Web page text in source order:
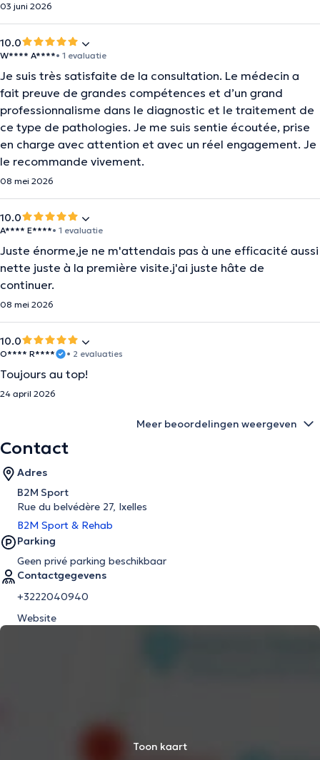
03 juni 2026
10.0
W**** A****• 1 evaluatie
Je suis très satisfaite de la consultation. Le médecin a
fait preuve de grandes compétences et d’un grand
professionnalisme dans le diagnostic et le traitement de
ce type de pathologies. Je me suis sentie écoutée, prise
en charge avec attention et avec un réel engagement. Je
le recommande vivement.
08 mei 2026
10.0
A**** E****• 1 evaluatie
Juste énorme,je ne m'attendais pas à une efficacité aussi
nette juste à la première visite.j'ai juste hâte de
continuer.
08 mei 2026
10.0
O**** R**** • 2 evaluaties
Toujours au top!
24 april 2026
Meer beoordelingen weergeven
Contact
Adres
B2M Sport
Rue du belvédère 27, Ixelles
B2M Sport & Rehab
Parking
Geen privé parking beschikbaar
Contactgegevens
+3222040940
Website
Toon kaart